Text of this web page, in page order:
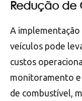
Redução de
A
veículos pode
custos
monitoramento
de combustível,